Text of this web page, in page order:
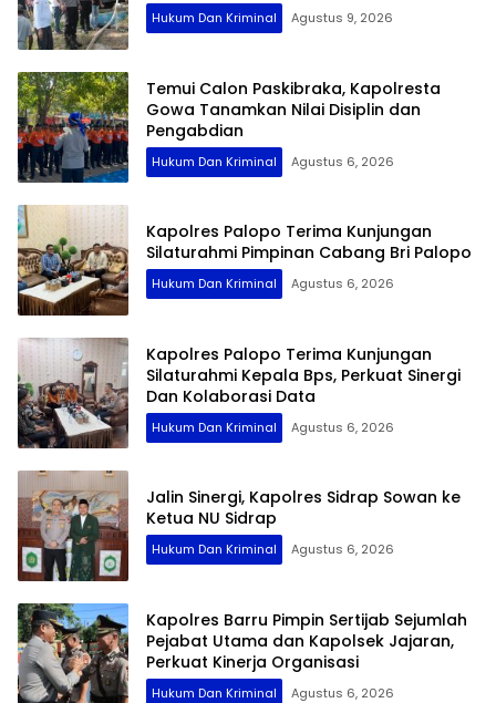
Hukum Dan Kriminal Agustus 9, 2026
Temui Calon Paskibraka, Kapolresta
Gowa Tanamkan Nilai Disiplin dan
Pengabdian
Hukum Dan Kriminal Agustus 6, 2026
Kapolres Palopo Terima Kunjungan
Silaturahmi Pimpinan Cabang Bri Palopo
Hukum Dan Kriminal Agustus 6, 2026
Kapolres Palopo Terima Kunjungan
Silaturahmi Kepala Bps, Perkuat Sinergi
Dan Kolaborasi Data
Hukum Dan Kriminal Agustus 6, 2026
Jalin Sinergi, Kapolres Sidrap Sowan ke
Ketua NU Sidrap
Hukum Dan Kriminal Agustus 6, 2026
Kapolres Barru Pimpin Sertijab Sejumlah
Pejabat Utama dan Kapolsek Jajaran,
Perkuat Kinerja Organisasi
Hukum Dan Kriminal Agustus 6, 2026